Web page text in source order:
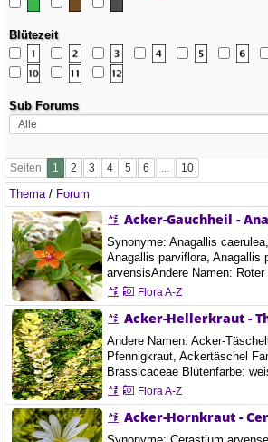
Blütezeit
Sub Forums
Seiten
Thema / Forum
Acker-Gauchheil -
Synonyme: Anagallis
Anagallis parviflora, Anagallis
arvensisAndere Namen: Roter
Nebelpflanze,
Primelgewächse -
blau, Blütezeit: Juni, Juli,
Blüte: Anzahl der Blütenblätter
ist eine niederliegend
Flora A-Z
Acker-Hellerkraut -
Andere Namen: Acker-
Pfennigkraut, Ackertäschel
Brassicaceae Blütenfarbe:
Juli, August, September,
Blüte: Anzahl der
Österreich, 23.6.2021 Das
einjährige, sommer- oder
Flora A-Z
Acker-Hornkraut -